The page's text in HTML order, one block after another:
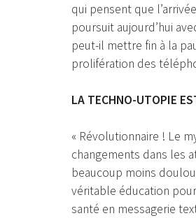
qui pensent que
poursuit aujourd’hui
peut-il mettre fin à la
prolifération des
LA TECHNO-UTOPIE
« Révolutionnaire ! Le
changements dans les
beaucoup moins
véritable éducation
santé en messagerie